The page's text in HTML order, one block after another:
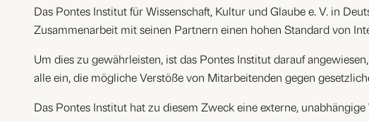
Das Pontes Institut für Wissenschaft, Kultur und Glaube e. V. in
Zusammenarbeit mit seinen Partnern einen hohen Standard von
Um dies zu gewährleisten, ist das Pontes Institut darauf
alle ein, die mögliche Verstöße von Mitarbeitenden gegen
Das Pontes Institut hat zu diesem Zweck eine externe,